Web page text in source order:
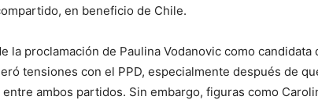
en beneficio de Chile.
la proclamación de Paulina Vodanovic como candidata
tensiones con el PPD, especialmente después de
ambos partidos. Sin embargo, figuras como